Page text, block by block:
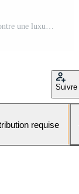
esg concept avec en bois blocs empilés sur sol contre une luxuriant vert Contexte démontrant durabilité Photo Pro
Suivre
requise